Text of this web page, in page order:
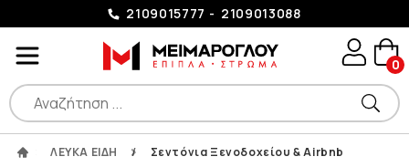
2109015777 2109013088
0
ΛΕΥΚΑ ΕΙΔΗ / Σεντόνια Ξενοδοχείου & Airbnb